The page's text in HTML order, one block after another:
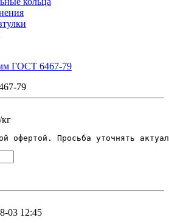
79
офертой. Просьба уточнять
03 12:45